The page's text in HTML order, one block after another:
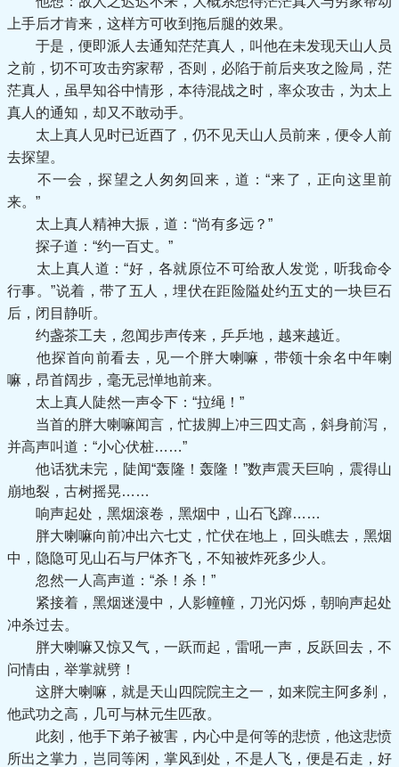
上手后才肯来，这样方可收到拖后腿的效果。
于是，便即派人去通知茫茫真人，叫他在未发现天山人员
之前，切不可攻击穷家帮，否则，必陷于前后夹攻之险局，茫
茫真人，虽早知谷中情形，本待混战之时，率众攻击，为太上
真人的通知，却又不敢动手。
太上真人见时已近酉了，仍不见天山人员前来，便令人前
去探望。
不一会，探望之人匆匆回来，道：“来了，正向这里前
来。”
太上真人精神大振，道：“尚有多远？”
探子道：“约一百丈。”
太上真人道：“好，各就原位不可给敌人发觉，听我命令
行事。”说着，带了五人，埋伏在距险隘处约五丈的一块巨石
后，闭目静听。
约盏茶工夫，忽闻步声传来，乒乒地，越来越近。
他探首向前看去，见一个胖大喇嘛，带领十余名中年喇
嘛，昂首阔步，毫无忌惮地前来。
太上真人陡然一声令下：“拉绳！”
当首的胖大喇嘛闻言，忙拔脚上冲三四丈高，斜身前泻，
并高声叫道：“小心伏桩……”
他话犹未完，陡闻“轰隆！轰隆！”数声震天巨响，震得山
崩地裂，古树摇晃……
响声起处，黑烟滚卷，黑烟中，山石飞蹿……
胖大喇嘛向前冲出六七丈，忙伏在地上，回头瞧去，黑烟
中，隐隐可见山石与尸体齐飞，不知被炸死多少人。
忽然一人高声道：“杀！杀！”
紧接着，黑烟迷漫中，人影幢幢，刀光闪烁，朝响声起处
冲杀过去。
胖大喇嘛又惊又气，一跃而起，雷吼一声，反跃回去，不
问情由，举掌就劈！
这胖大喇嘛，就是天山四院院主之一，如来院主阿多刹，
他武功之高，几可与林元生匹敌。
此刻，他手下弟子被害，内心中是何等的悲愤，他这悲愤
所出之掌力，岂同等闲，掌风到处，不是人飞，便是石走，好